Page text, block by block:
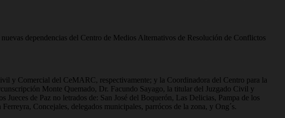
dependencias del Centro de Medios Alternativos de Resolución de Conflictos
y Comercial del CeMARC, respectivamente; y la Coordinadora del Centro para la
Monte Quemado, Dr. Facundo Sayago, la titular del Juzgado Civil y
de Paz no letrados de: San José del Boquerón, Las Delicias, Pampa de los
Concejales, delegados municipales, parrócos de la zona, y Ong´s.